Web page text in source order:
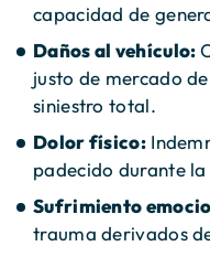
capacidad de
Daños al vehículo:
justo de mercado
siniestro total.
Dolor físico:
padecido durante
Sufrimiento
trauma derivados